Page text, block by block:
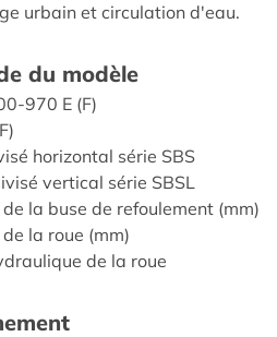
urbain et circulation d'eau.
du modèle
970 E (F)
horizontal série SBS
vertical série SBSL
la buse de refoulement (mm)
la roue (mm)
de la roue